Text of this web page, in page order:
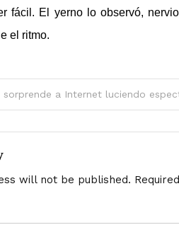
fácil. El yerno lo observó,
el ritmo.
espectacular con un traje color canela de tres piezas de Ralph Lauren en el
will not be published.